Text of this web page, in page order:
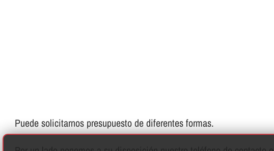
Puede solicitarnos presupuesto de diferentes formas.